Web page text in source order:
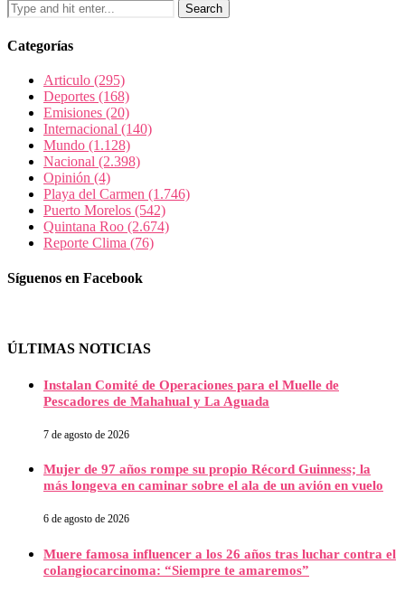
Categorías
Articulo (295)
Deportes (168)
Emisiones (20)
Internacional (140)
Mundo (1.128)
Nacional (2.398)
Opinión (4)
Playa del Carmen (1.746)
Puerto Morelos (542)
Quintana Roo (2.674)
Reporte Clima (76)
Síguenos en Facebook
ÚLTIMAS NOTICIAS
Instalan Comité de Operaciones para el Muelle de
Pescadores de Mahahual y La Aguada
7 de agosto de 2026
Mujer de 97 años rompe su propio Récord Guinness; la
más longeva en caminar sobre el ala de un avión en vuelo
6 de agosto de 2026
Muere famosa influencer a los 26 años tras luchar contra el
colangiocarcinoma: “Siempre te amaremos”